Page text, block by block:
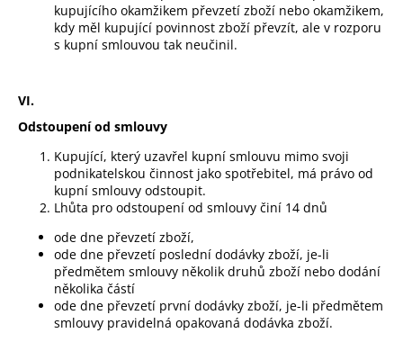
kupujícího okamžikem převzetí zboží nebo okamžikem,
kdy měl kupující povinnost zboží převzít, ale v rozporu
s kupní smlouvou tak neučinil.
VI.
Odstoupení od smlouvy
Kupující, který uzavřel kupní smlouvu mimo svoji
podnikatelskou činnost jako spotřebitel, má právo od
kupní smlouvy odstoupit.
Lhůta pro odstoupení od smlouvy činí 14 dnů
ode dne převzetí zboží,
ode dne převzetí poslední dodávky zboží, je-li
předmětem smlouvy několik druhů zboží nebo dodání
několika částí
ode dne převzetí první dodávky zboží, je-li předmětem
smlouvy pravidelná opakovaná dodávka zboží.